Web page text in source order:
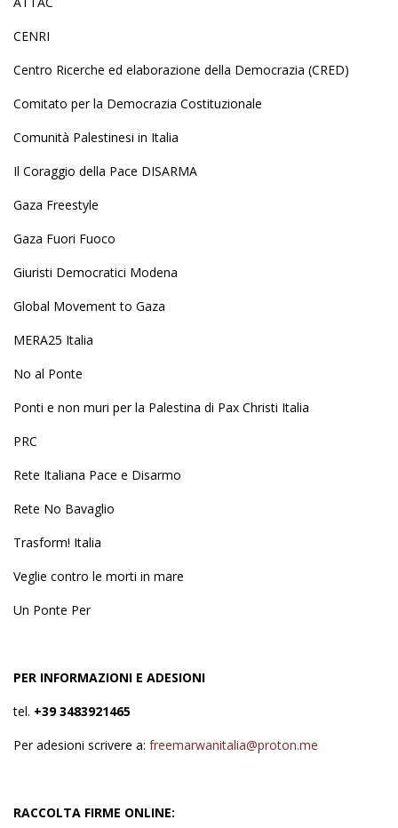
CENRI
Centro Ricerche ed elaborazione della Democrazia (CRED)
Comitato per la Democrazia Costituzionale
Comunità Palestinesi in Italia
Il Coraggio della Pace DISARMA
Gaza Freestyle
Gaza Fuori Fuoco
Giuristi Democratici Modena
Global Movement to Gaza
MERA25 Italia
No al Ponte
Ponti e non muri per la Palestina di Pax Christi Italia
PRC
Rete Italiana Pace e Disarmo
Rete No Bavaglio
Trasform! Italia
Veglie contro le morti in mare
Un Ponte Per
PER INFORMAZIONI E ADESIONI
tel. +39 3483921465
Per adesioni scrivere a: freemarwanitalia@proton.me
RACCOLTA FIRME ONLINE: